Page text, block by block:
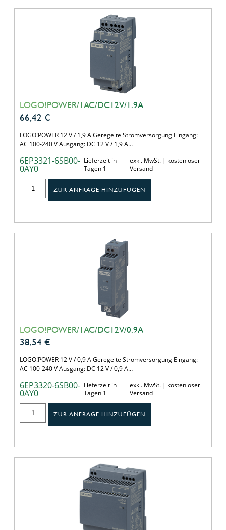
LOGO!POWER/1AC/DC12V/1.9A
66,42 €
LOGO!POWER 12 V / 1,9 A Geregelte Stromversorgung Eingang:
AC 100-240 V Ausgang: DC 12 V / 1,9 A…
6EP3321-6SB00-
0AY0
Lieferzeit in
Tagen 1
exkl. MwSt. | kostenloser
Versand
ZUR ANFRAGE HINZUFÜGEN
LOGO!POWER/1AC/DC12V/0.9A
38,54 €
LOGO!POWER 12 V / 0,9 A Geregelte Stromversorgung Eingang:
AC 100-240 V Ausgang: DC 12 V / 0,9 A…
6EP3320-6SB00-
0AY0
Lieferzeit in
Tagen 1
exkl. MwSt. | kostenloser
Versand
ZUR ANFRAGE HINZUFÜGEN